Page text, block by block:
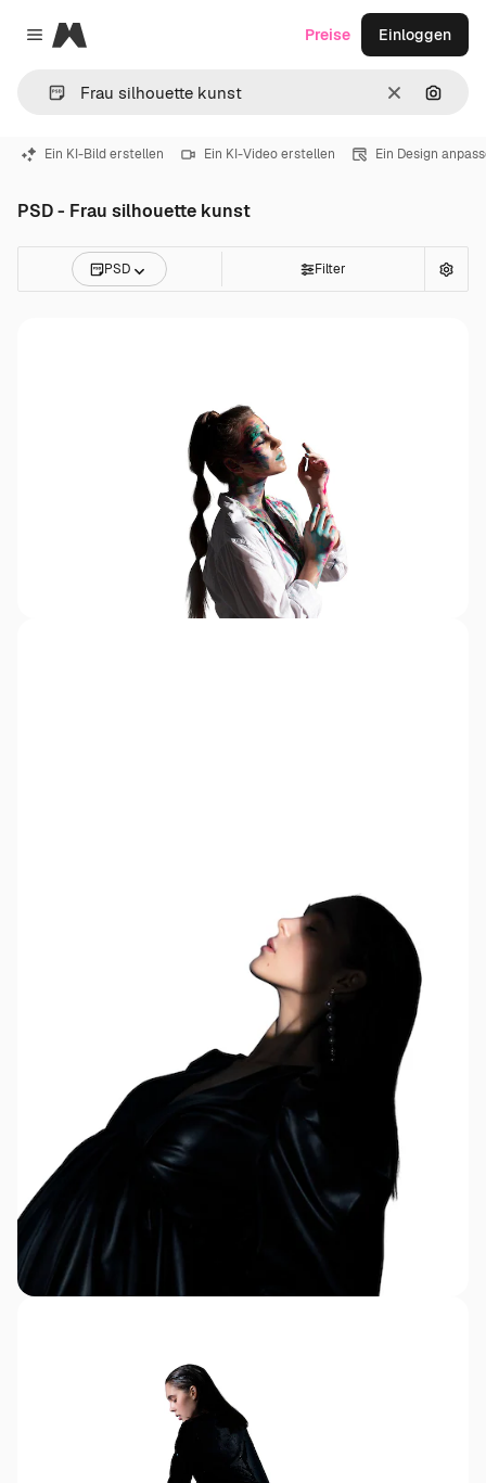
Close menu
Magnific
LöschenNach
Preise Einloggen
Ein KI-Bild erstellen Ein KI-Video erstellen Ein Design
PSD - Frau silhouette kunst
PSD Filter